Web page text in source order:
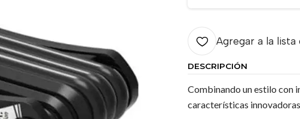
Agregar a la
DESCRIPCIÓN
Combinando un estilo con
características